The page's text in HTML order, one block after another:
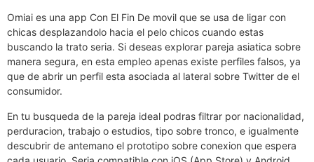
Omiai es una app Con El Fin De movil que se usa de ligar con
chicas desplazandolo hacia el pelo chicos cuando estas
buscando la trato seria. Si deseas explorar pareja asiatica sobre
manera segura, en esta empleo apenas existe perfiles falsos, ya
que de abrir un perfil esta asociada al lateral sobre Twitter de el
consumidor.
En tu busqueda de la pareja ideal podras filtrar por nacionalidad,
perduracion, trabajo o estudios, tipo sobre tronco, e igualmente
descubrir de antemano el prototipo sobre conexion que espera